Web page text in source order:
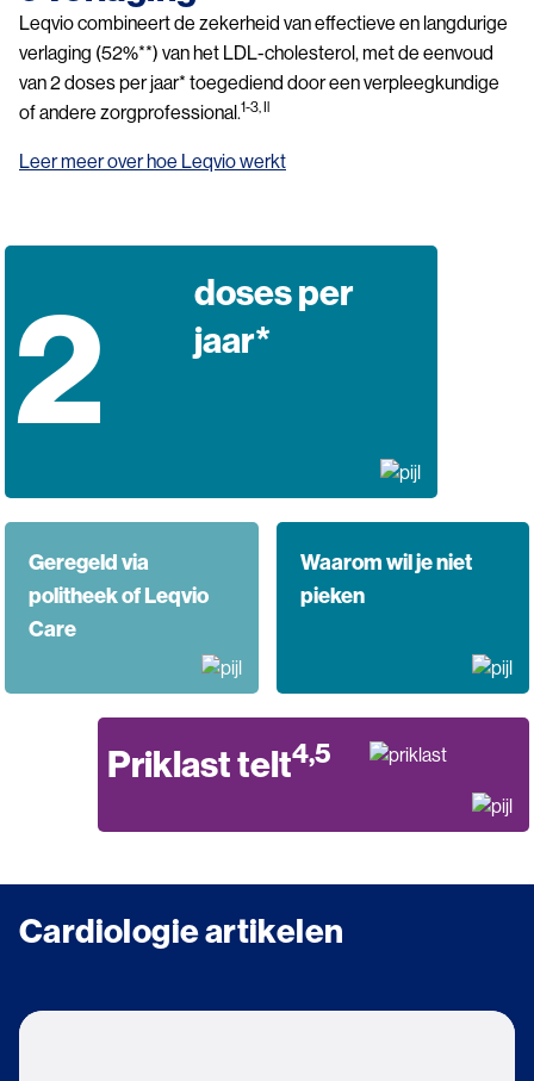
Leqvio combineert de zekerheid van effectieve en langdurige
verlaging (52%**) van het LDL-cholesterol, met de eenvoud
van 2 doses per jaar* toegediend door een verpleegkundige
of andere zorgprofessional.1-3, Il
Leer meer over hoe Leqvio werkt
2
doses per
jaar*
Geregeld via
politheek of Leqvio
Care
Waarom wil je niet
pieken
Priklast telt4,5
Cardiologie artikelen